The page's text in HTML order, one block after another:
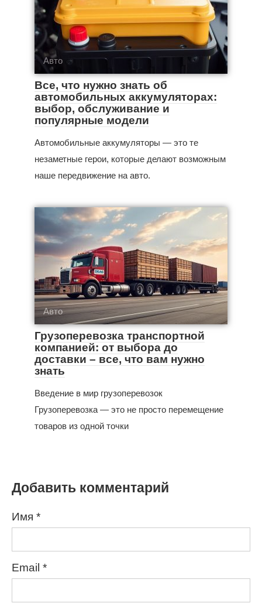
Авто
Все, что нужно знать об
автомобильных аккумуляторах:
выбор, обслуживание и
популярные модели
Автомобильные аккумуляторы — это те
незаметные герои, которые делают возможным
наше передвижение на авто.
Авто
Грузоперевозка транспортной
компанией: от выбора до
доставки – все, что вам нужно
знать
Введение в мир грузоперевозок
Грузоперевозка — это не просто перемещение
товаров из одной точки
Добавить комментарий
Имя *
Email *